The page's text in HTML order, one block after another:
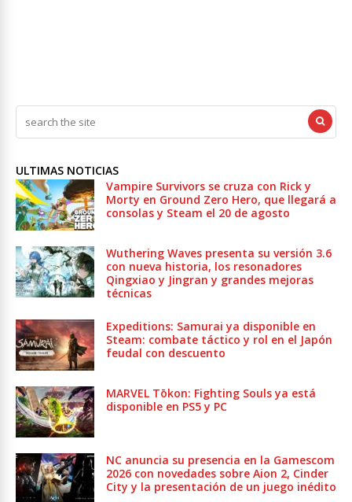
ULTIMAS NOTICIAS
Vampire Survivors se cruza con Rick y
Morty en Ground Zero Hero, que llegará a
consolas y Steam el 20 de agosto
Wuthering Waves presenta su versión 3.6
con nueva historia, los resonadores
Qingxiao y Jingran y grandes mejoras
técnicas
Expeditions: Samurai ya disponible en
Steam: combate táctico y rol en el Japón
feudal con descuento
MARVEL Tōkon: Fighting Souls ya está
disponible en PS5 y PC
NC anuncia su presencia en la Gamescom
2026 con novedades sobre Aion 2, Cinder
City y la presentación de un juego inédito